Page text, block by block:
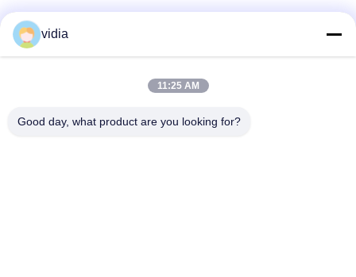
Γρήγορη επικοινωνία
Διεύθυνση
vidia
11:25 AM
Good day, what product are you looking for?